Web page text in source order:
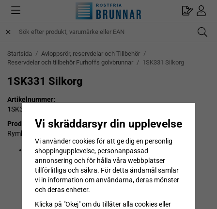
Startsida / Avloppsrör, reservdelar och Tillbehör /
Reservdelar och tillbehör Furhoffs golvbrunnar / 1SK331 Silkorg
1SK331 Silkorg
Artikelnummer:
1SK331
Produktbeskrivning:
Rymlig silkorg i rostfritt stål anpassad för:
Sandfångsränna -FURO 153
Vi skräddarsyr din upplevelse
Vi använder cookies för att ge dig en personlig
shoppingupplevelse, personanpassad
annonsering och för hålla våra webbplatser
tillförlitliga och säkra. För detta ändamål samlar
vi in information om användarna, deras mönster
och deras enheter.
Klicka på "Okej" om du tillåter alla cookies eller